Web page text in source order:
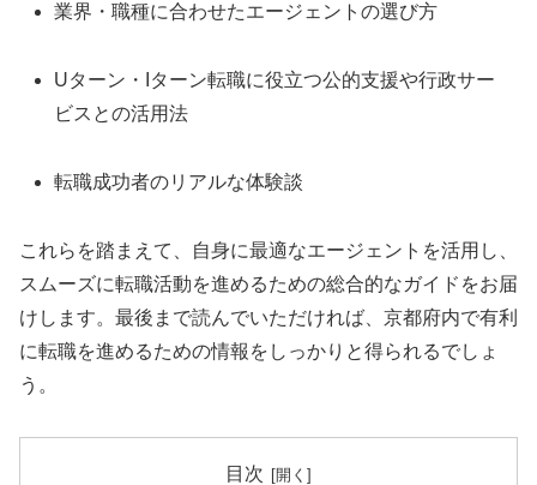
業界・職種に合わせたエージェントの選び方
Uターン・Iターン転職に役立つ公的支援や行政サー
ビスとの活用法
転職成功者のリアルな体験談
これらを踏まえて、自身に最適なエージェントを活用し、
スムーズに転職活動を進めるための総合的なガイドをお届
けします。最後まで読んでいただければ、京都府内で有利
に転職を進めるための情報をしっかりと得られるでしょ
う。
目次